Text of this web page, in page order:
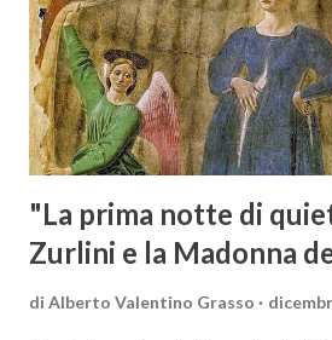
mercato dove il potenziale di
assistendo i produttori nella
commerciali con gli operatori locali.
dell’evento, Christian Bauer,
conoscitore dei mercati di lingua
"La prima notte di
Zurlini e la Madonna
di Alberto Valentino Grasso